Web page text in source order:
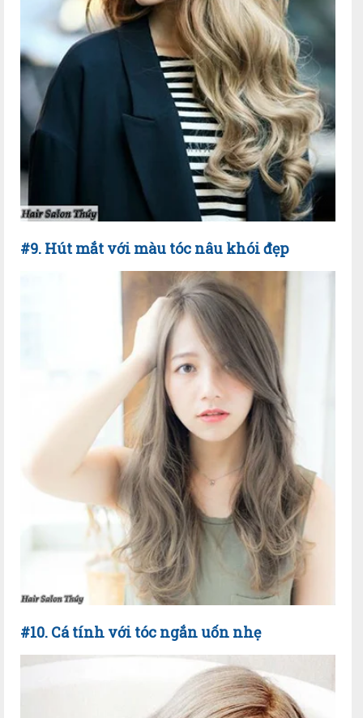
#9. Hút mắt với màu tóc nâu khói đẹp
#10. Cá tính với tóc ngắn uốn nhẹ